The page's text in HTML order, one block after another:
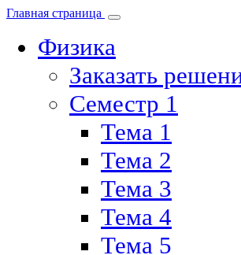
Главная страница
Физика
Заказать
Семестр 1
Тема 1
Тема 2
Тема 3
Тема 4
Тема 5